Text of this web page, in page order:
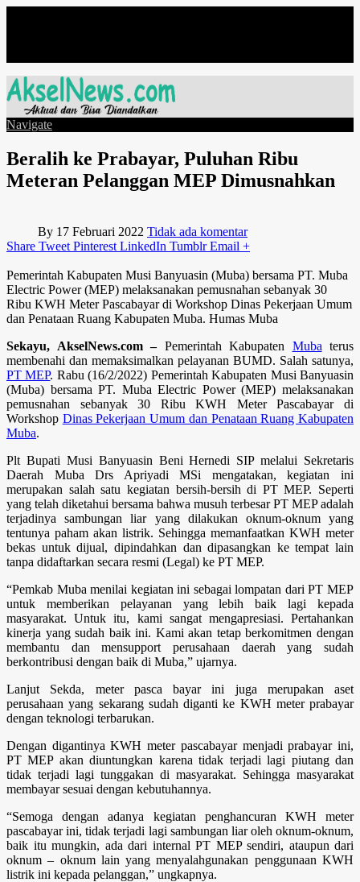
Navigate
Beralih ke Prabayar, Puluhan Ribu
Meteran Pelanggan MEP Dimusnahkan
By 17 Februari 2022 Tidak ada komentar
Share Tweet Pinterest LinkedIn Tumblr Email +
Pemerintah Kabupaten Musi Banyuasin (Muba) bersama PT. Muba
Electric Power (MEP) melaksanakan pemusnahan sebanyak 30
Ribu KWH Meter Pascabayar di Workshop Dinas Pekerjaan Umum
dan Penataan Ruang Kabupaten Muba. Humas Muba
Sekayu, AkselNews.com –Pemerintah Kabupaten Muba terus
membenahi dan memaksimalkan pelayanan BUMD. Salah satunya,
PT MEP. Rabu (16/2/2022) Pemerintah Kabupaten Musi Banyuasin
(Muba) bersama PT. Muba Electric Power (MEP) melaksanakan
pemusnahan sebanyak 30 Ribu KWH Meter Pascabayar di
Workshop Dinas Pekerjaan Umum dan Penataan Ruang Kabupaten
Muba.
Plt Bupati Musi Banyuasin Beni Hernedi SIP melalui Sekretaris
Daerah Muba Drs Apriyadi MSi mengatakan, kegiatan ini
merupakan salah satu kegiatan bersih-bersih di PT MEP. Seperti
yang telah diketahui bersama bahwa musuh terbesar PT MEP adalah
terjadinya sambungan liar yang dilakukan oknum-oknum yang
tentunya paham akan listrik. Sehingga memanfaatkan KWH meter
bekas untuk dijual, dipindahkan dan dipasangkan ke tempat lain
tanpa didaftarkan secara resmi (Legal) ke PT MEP.
“Pemkab Muba menilai kegiatan ini sebagai lompatan dari PT MEP
untuk memberikan pelayanan yang lebih baik lagi kepada
masyarakat. Untuk itu, kami sangat mengapresiasi. Pertahankan
kinerja yang sudah baik ini. Kami akan tetap berkomitmen dengan
membantu dan mensupport perusahaan daerah yang sudah
berkontribusi dengan baik di Muba,” ujarnya.
Lanjut Sekda, meter pasca bayar ini juga merupakan aset
perusahaan yang sekarang sudah diganti ke KWH meter prabayar
dengan teknologi terbarukan.
Dengan digantinya KWH meter pascabayar menjadi prabayar ini,
PT MEP akan diuntungkan karena tidak terjadi lagi piutang dan
tidak terjadi lagi tunggakan di masyarakat. Sehingga masyarakat
membayar sesuai dengan kebutuhannya.
“Semoga dengan adanya kegiatan penghancuran KWH meter
pascabayar ini, tidak terjadi lagi sambungan liar oleh oknum-oknum,
baik itu mungkin, ada dari internal PT MEP sendiri, ataupun dari
oknum – oknum lain yang menyalahgunakan penggunaan KWH
listrik ini kepada pelanggan,” ungkapnya.